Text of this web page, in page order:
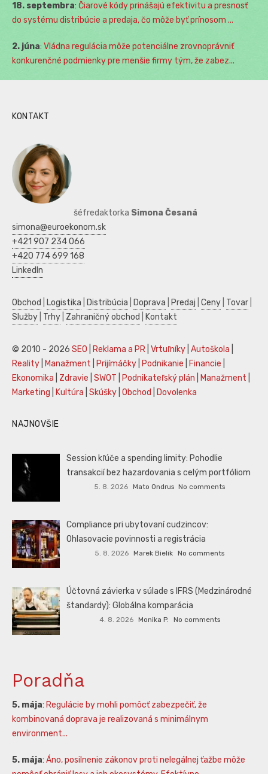
18. septembra: Čiarové kódy prinášajú efektivitu a presnosť
do systému distribúcie a predaja, čo môže byť prínosom ...
2. júna: Vládna regulácia môže potenciálne zrovnoprávniť
konkurenčné podmienky pre menšie firmy tým, že zabez...
KONTAKT
šéfredaktorka Simona Česaná
simona@euroekonom.sk
+421 907 234 066
+420 774 699 168
LinkedIn
Obchod Logistika Distribúcia Doprava Predaj Ceny Tovar
Služby Trhy Zahraničný obchod Kontakt
© 2010 - 2026 SEO Reklama a PR Vrtuľníky Autoškola
Reality
Manažment Prijímáčky Podnikanie Financie
Ekonomika
Zdravie SWOT Podnikateľský plán Manažment
Marketing
Kultúra Skúšky Obchod Dovolenka
NAJNOVŠIE
Session kľúče a spending limity: Pohodlie
transakcií bez hazardovania s celým portfóliom
5. 8. 2026 Mato Ondrus No comments
Compliance pri ubytovaní cudzincov:
Ohlasovacie povinnosti a registrácia
5. 8. 2026 Marek Bielik No comments
Účtovná závierka v súlade s IFRS (Medzinárodné
štandardy): Globálna komparácia
4. 8. 2026 Monika P. No comments
Poradňa
5. mája: Regulácie by mohli pomôcť zabezpečiť, že
kombinovaná doprava je realizovaná s minimálnym
environment...
5. mája: Áno, posilnenie zákonov proti nelegálnej ťažbe môže